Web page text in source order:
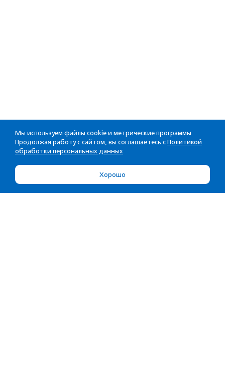
Мы используем файлы cookie и метрические программы.
Продолжая работу с сайтом, вы соглашаетесь с Политикой
обработки персональных данных
Хорошо